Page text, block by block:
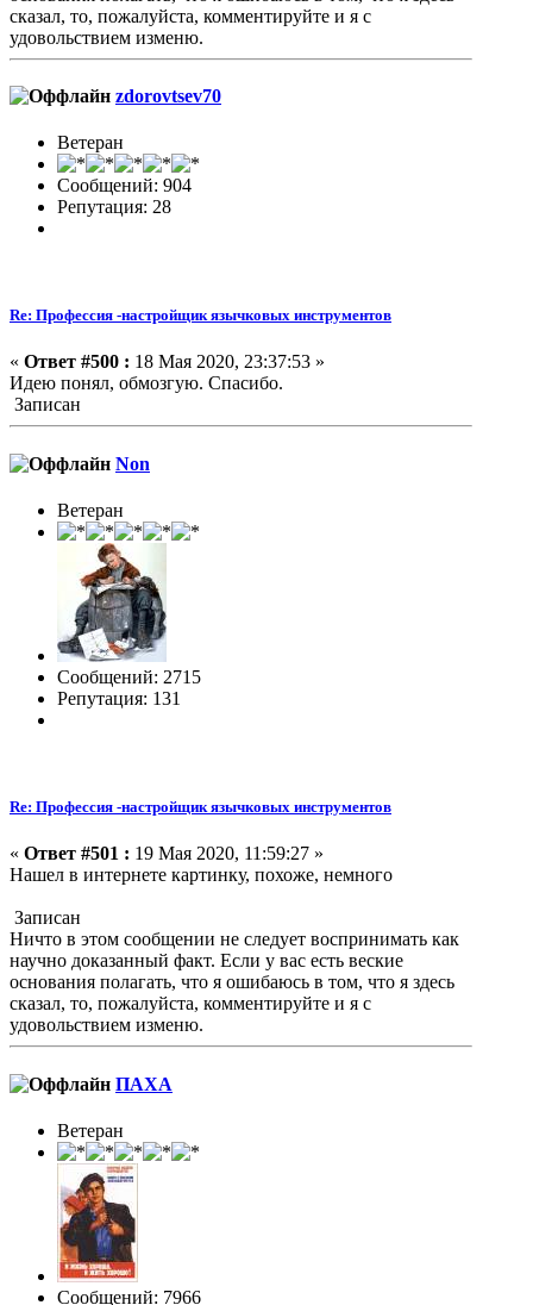
сказал, то, пожалуйста, комментируйте и я с
удовольствием изменю.
zdorovtsev70
Ветеран
Сообщений: 904
Репутация: 28
Re: Профессия -настройщик язычковых инструментов
« Ответ #500 : 18 Мая 2020, 23:37:53 »
Идею понял, обмозгую. Спасибо.
Записан
Non
Ветеран
Сообщений: 2715
Репутация: 131
Re: Профессия -настройщик язычковых инструментов
« Ответ #501 : 19 Мая 2020, 11:59:27 »
Нашел в интернете картинку, похоже, немного
Записан
Ничто в этом сообщении не следует воспринимать как
научно доказанный факт. Если у вас есть веские
основания полагать, что я ошибаюсь в том, что я здесь
сказал, то, пожалуйста, комментируйте и я с
удовольствием изменю.
ПАХА
Ветеран
Сообщений: 7966